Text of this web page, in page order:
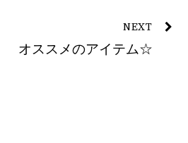
NEXT
オススメのアイテム☆